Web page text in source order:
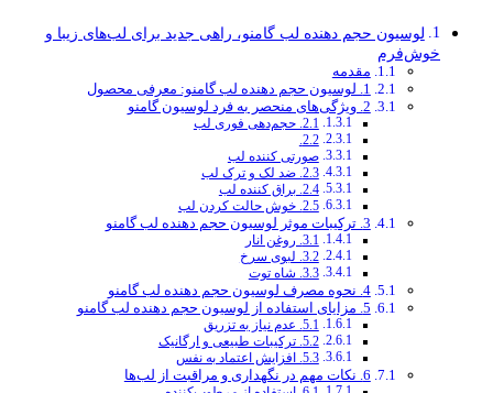
لوسیون حجم دهنده لب گامنو، راهی جدید برای لب‌های زیبا و
خوش‌فرم
مقدمه
1. لوسیون حجم دهنده لب گامنو: معرفی محصول
2. ویژگی‌های منحصر به فرد لوسیون گامنو
2.1. حجم‌دهی فوری لب
2.2.
صورتی کننده لب
2.3. ضد لک و ترک لب
2.4. براق کننده لب
2.5. خوش حالت کردن لب
3. ترکیبات موثر لوسیون حجم دهنده لب گامنو
3.1. روغن انار
3.2. لبوی سرخ
3.3. شاه توت
4. نحوه مصرف لوسیون حجم دهنده لب گامنو
5. مزایای استفاده از لوسیون حجم دهنده لب گامنو
5.1. عدم نیاز به تزریق
5.2. ترکیبات طبیعی و ارگانیک
5.3. افزایش اعتماد به نفس
6. نکات مهم در نگهداری و مراقبت از لب‌ها